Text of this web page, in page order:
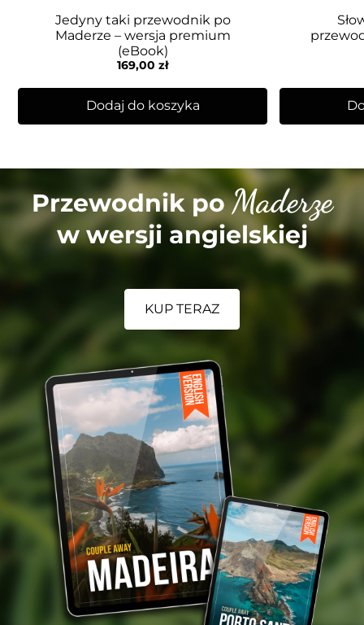
Jedyny taki przewodnik po
Maderze – wersja premium
(eBook)
169,00zł
Dodaj do koszyka
Przewodnik poMaderze
w wersji angielskiej
KUP TERAZ